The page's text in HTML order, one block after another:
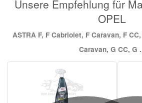
Unsere Empfehlung für
OPEL
ASTRA F, F Cabriolet, F Caravan, F
Caravan, G CC, G